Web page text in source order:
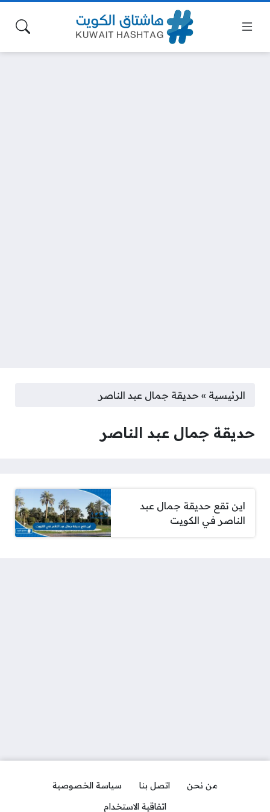
الرئيسية » حديقة جمال عبد الناصر
حديقة جمال عبد الناصر
اين تقع حديقة جمال عبد
الناصر في الكويت
من نحن اتصل بنا
سياسة الخصوصية
اتفاقية الاستخدام